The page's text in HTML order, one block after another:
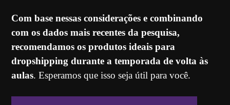
Com base nessas considerações e combinando
com os dados mais recentes da pesquisa,
recomendamos os produtos ideais para
dropshipping durante a temporada de volta às
aulas. Esperamos que isso seja útil para você.